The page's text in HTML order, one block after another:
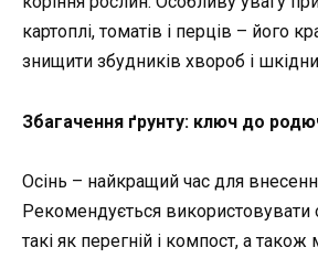
картоплі, томатів і перців – його
знищити збудників хвороб і
Збагачення ґрунту: ключ до
Осінь – найкращий час для
Рекомендується використовувати
такі як перегній і компост, а також